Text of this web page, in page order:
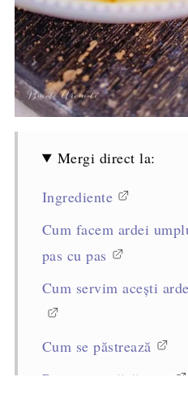
Mergi direct la:
Ingrediente
Cum facem ardei
pas cu pas
Cum servim acești
Cum se păstrează
Rețete asemănătoare